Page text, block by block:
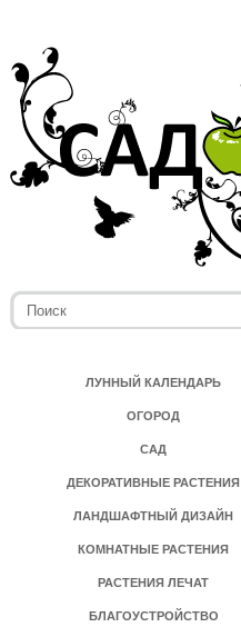
ЛУННЫЙ КАЛЕНДАРЬ
ОГОРОД
САД
ДЕКОРАТИВНЫЕ РАСТЕНИЯ
ЛАНДШАФТНЫЙ ДИЗАЙН
КОМНАТНЫЕ РАСТЕНИЯ
РАСТЕНИЯ ЛЕЧАТ
БЛАГОУСТРОЙСТВО